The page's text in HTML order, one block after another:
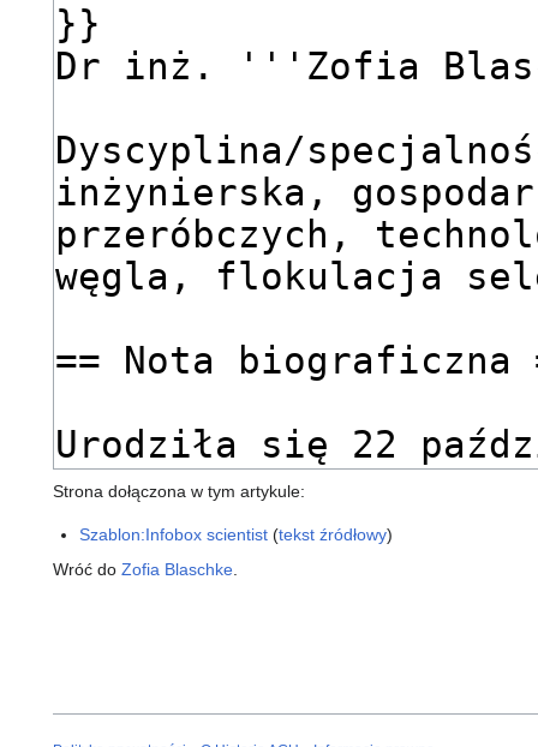
Strona dołączona w tym artykule:
Szablon:Infobox scientist (tekst źródłowy)
Wróć do Zofia Blaschke